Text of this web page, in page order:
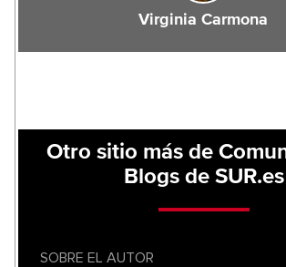
Virginia Carmona
Otro sitio más de
Blogs de SUR.es
SOBRE EL AUTOR